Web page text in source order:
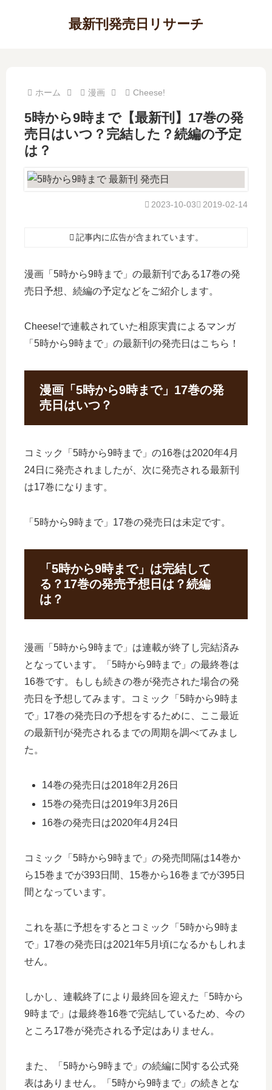
最新刊発売日リサーチ
ホーム 漫画 Cheese!
5時から9時まで【最新刊】17巻の発
売日はいつ？完結した？続編の予定
は？
2019-02-14
2023-10-03
記事内に広告が含まれています。
漫画「5時から9時まで」の最新刊である17巻の発
売日予想、続編の予定などをご紹介します。
Cheese!で連載されていた相原実貴によるマンガ
「5時から9時まで」の最新刊の発売日はこちら！
漫画「5時から9時まで」17巻の発
売日はいつ？
コミック「5時から9時まで」の16巻は2020年4月
24日に発売されましたが、次に発売される最新刊
は17巻になります。
「5時から9時まで」17巻の発売日は未定です。
「5時から9時まで」は完結して
る？17巻の発売予想日は？続編
は？
漫画「5時から9時まで」は連載が終了し完結済み
となっています。「5時から9時まで」の最終巻は
16巻です。もしも続きの巻が発売された場合の発
売日を予想してみます。コミック「5時から9時ま
で」17巻の発売日の予想をするために、ここ最近
の最新刊が発売されるまでの周期を調べてみまし
た。
14巻の発売日は2018年2月26日
15巻の発売日は2019年3月26日
16巻の発売日は2020年4月24日
コミック「5時から9時まで」の発売間隔は14巻か
ら15巻までが393日間、15巻から16巻までが395日
間となっています。
これを基に予想をするとコミック「5時から9時ま
で」17巻の発売日は2021年5月頃になるかもしれま
せん。
しかし、連載終了により最終回を迎えた「5時から
9時まで」は最終巻16巻で完結しているため、今の
ところ17巻が発売される予定はありません。
また、「5時から9時まで」の続編に関する公式発
表はありません。「5時から9時まで」の続きとな